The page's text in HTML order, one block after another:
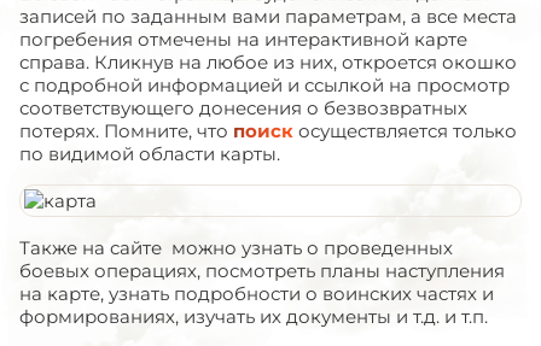
записей по заданным вами параметрам, а все места
погребения отмечены на интерактивной карте
справа. Кликнув на любое из них, откроется окошко
с подробной информацией и ссылкой на просмотр
соответствующего донесения о безвозвратных
потерях. Помните, что поиск осуществляется только
по видимой области карты.
Также на сайте можно узнать о проведенных
боевых операциях, посмотреть планы наступления
на карте, узнать подробности о воинских частях и
формированиях, изучать их документы и т.д. и т.п.